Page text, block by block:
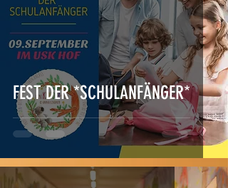
FEST DER *SCHULANFÄNGER*